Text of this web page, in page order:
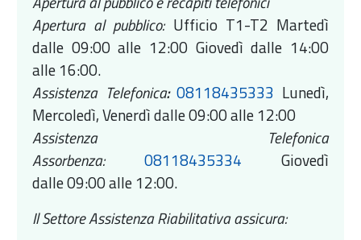
Apertura al pubblico:Ufficio T1-T2 Martedì
dalle 09:00 alle 12:00 Giovedì dalle 14:00
alle 16:00.
Assistenza Telefonica:08118435333 Lunedì,
Mercoledì, Venerdì dalle 09:00 alle 12:00
Assistenza Telefonica
Assorbenza: 08118435334 Giovedì
dalle 09:00 alle 12:00.
Il Settore Assistenza Riabilitativa assicura: